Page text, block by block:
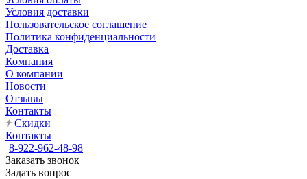
Условия доставки
Пользовательское соглашение
Политика конфиденциальности
Доставка
Компания
О компании
Новости
Отзывы
Контакты
Скидки
Контакты
8-922-962-48-98
Заказать звонок
Задать вопрос